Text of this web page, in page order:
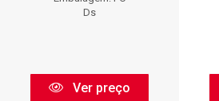
Ds
Ver preço